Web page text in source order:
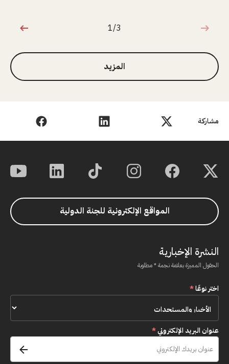
مشاركة
1 من 3
1/3
المزيد
المواقع الإلكترونية للجنة الدولية
النشرة الإخبارية
الحقول المميزة بعلامة نجمة * مطلوبة
اختر نوعًا*
عنوان البريد الإلكتروني*